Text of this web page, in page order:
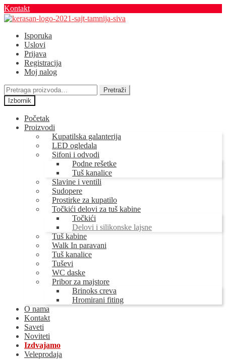
Kontakt
Preskoči
navigaciju
Skoči
sadržajIsporuka
Uslovi
Prijava
Registracija
Moj nalog
Pretraga
za:
Pretraži
Izbornik
Početak
Proizvodi
Kupatilska galanterija
LED ogledala
Sifoni i odvodi
Podne rešetke
Tuš kanalice
Slavine i ventili
Sudopere
Prostirke za kupatilo
Točkići delovi za tuš kabine
Točkići
Delovi i silikonske lajsne
Tuš kabine
Walk In paravani
Tuš kanalice
Tuševi
WC daske
Pribor za majstore
Brinoks creva
Hromirani fiting
O nama
Kontakt
Saveti
Noviteti
Izdvajamo
Veleprodaja